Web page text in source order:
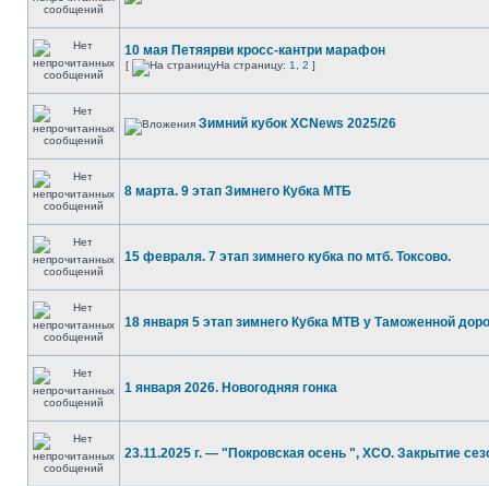
10 мая Петяярви кросс-кантри марафон
[ На страницу: 1 2 ]
Зимний кубок XCNews 2025/26
8 марта. 9 этап Зимнего Кубка МТБ
15 февраля. 7 этап зимнего кубка по мтб. Токсово.
18 января 5 этап зимнего Кубка MTB у Таможенной
1 января 2026. Новогодняя гонка
23.11.2025 г. — "Покровская осень ", XCO. Закрытие